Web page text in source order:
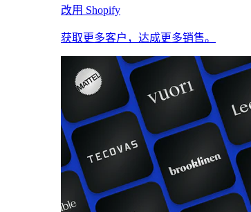
改用 Shopify
获取更多客户，达成更多销售。